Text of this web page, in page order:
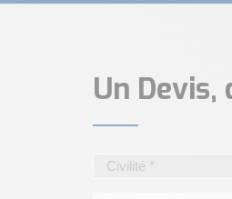
Un